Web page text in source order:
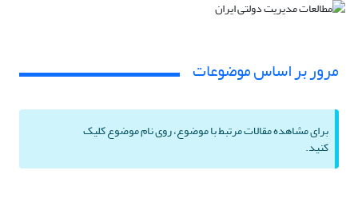
مرور بر اساس موضوعات
برای مشاهده مقالات مرتبط با موضوع، روی نام موضوع کلیک
کنید.